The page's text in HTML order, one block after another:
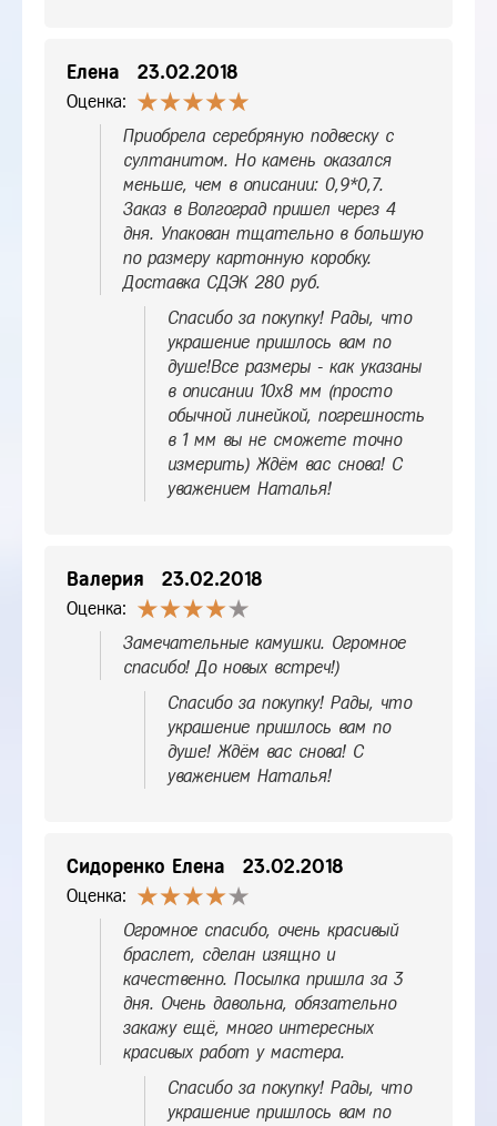
Елена 23.02.2018
Оценка:
Приобрела серебряную подвеску с
султанитом. Но камень оказался
меньше, чем в описании: 0,9*0,7.
Заказ в Волгоград пришел через 4
дня. Упакован тщательно в большую
по размеру картонную коробку.
Доставка СДЭК 280 руб.
Спасибо за покупку! Рады, что
украшение пришлось вам по
душе!Все размеры - как указаны
в описании 10х8 мм (просто
обычной линейкой, погрешность
в 1 мм вы не сможете точно
измерить) Ждём вас снова! С
уважением Наталья!
Валерия 23.02.2018
Оценка:
Замечательные камушки. Огромное
спасибо! До новых встреч!)
Спасибо за покупку! Рады, что
украшение пришлось вам по
душе! Ждём вас снова! С
уважением Наталья!
Сидоренко Елена 23.02.2018
Оценка:
Огромное спасибо, очень красивый
браслет, сделан изящно и
качественно. Посылка пришла за 3
дня. Очень давольна, обязательно
закажу ещё, много интересных
красивых работ у мастера.
Спасибо за покупку! Рады, что
украшение пришлось вам по